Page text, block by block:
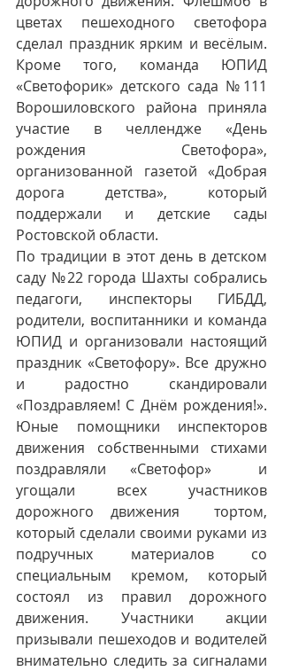
цветах пешеходного светофора
сделал праздник ярким и весёлым.
Кроме того, команда ЮПИД
«Светофорик» детского сада №111
Ворошиловского района приняла
участие в челлендже «День
рождения Светофора»,
организованной газетой «Добрая
дорога детства», который
поддержали и детские сады
Ростовской области.
По традиции в этот день в детском
саду №22 города Шахты собрались
педагоги, инспекторы ГИБДД,
родители, воспитанники и команда
ЮПИД и организовали настоящий
праздник «Светофору». Все дружно
и радостно скандировали
«Поздравляем! С Днём рождения!».
Юные помощники инспекторов
движения собственными стихами
поздравляли «Светофор»  и
угощали всех участников
дорожного движения  тортом,
который сделали своими руками из
подручных материалов со
специальным кремом, который
состоял из правил дорожного
движения. Участники акции
призывали пешеходов и водителей
внимательно следить за сигналами